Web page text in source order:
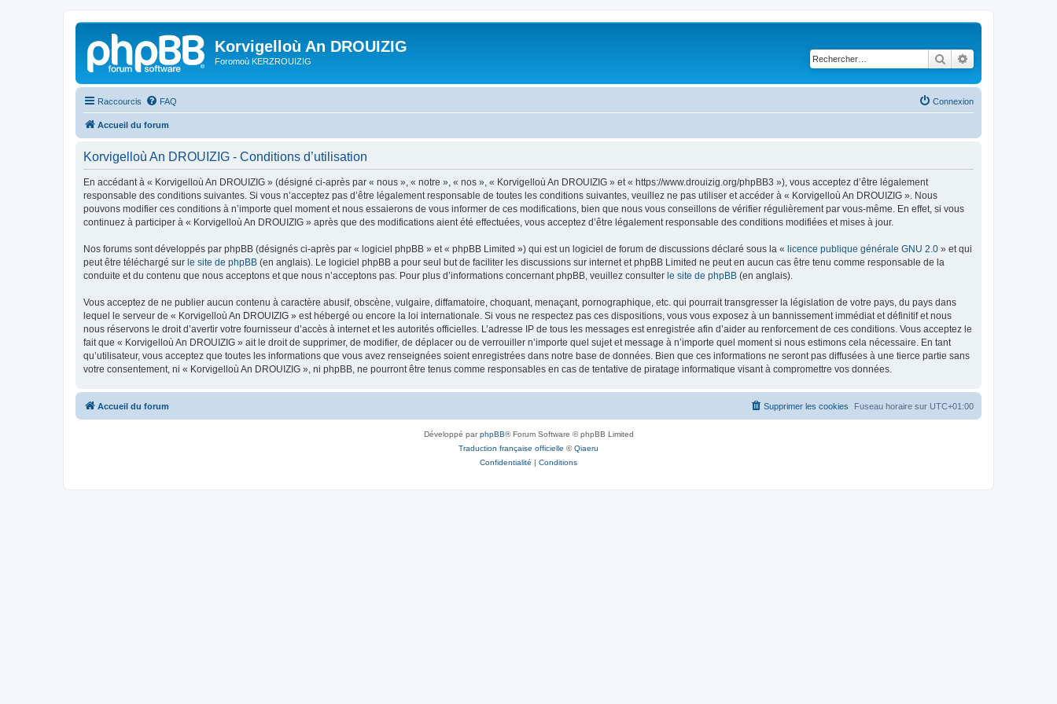
Korvigelloù An DROUIZIG
Foromoù KERZROUIZIG Rechercher
Raccourcis FAQ Connexion
Accueil du forum
Korvigelloù An DROUIZIG - Conditions d’utilisation
En accédant à « Korvigelloù An DROUIZIG » (désigné ci-après par « nous », « notre », « nos », « Korvigelloù An DROUIZIG » et « https://www.drouizig.org/phpBB3 »), vous acceptez d’être légalement
responsable des conditions suivantes. Si vous n’acceptez pas d’être légalement responsable de toutes les conditions suivantes, veuillez ne pas utiliser et accéder à « Korvigelloù An DROUIZIG ». Nous
pouvons modifier ces conditions à n’importe quel moment et nous essaierons de vous informer de ces modifications, bien que nous vous conseillons de vérifier régulièrement par vous-même. En effet, si vous
continuez à participer à « Korvigelloù An DROUIZIG » après que des modifications aient été effectuées, vous acceptez d’être légalement responsable des conditions modifiées et mises à jour.
Nos forums sont développés par phpBB (désignés ci-après par « logiciel phpBB » et « phpBB Limited ») qui est un logiciel de forum de discussions déclaré sous la « licence publique générale GNU 2.0 » et qui
peut être téléchargé sur le site de phpBB (en anglais). Le logiciel phpBB a pour seul but de faciliter les discussions sur internet et phpBB Limited ne peut en aucun cas être tenu comme responsable de la
conduite et du contenu que nous acceptons et que nous n’acceptons pas. Pour plus d’informations concernant phpBB, veuillez consulter le site de phpBB (en anglais).
Vous acceptez de ne publier aucun contenu à caractère abusif, obscène, vulgaire, diffamatoire, choquant, menaçant, pornographique, etc. qui pourrait transgresser la législation de votre pays, du pays dans
lequel le serveur de « Korvigelloù An DROUIZIG » est hébergé ou encore la loi internationale. Si vous ne respectez pas ces dispositions, vous vous exposez à un bannissement immédiat et définitif et nous
nous réservons le droit d’avertir votre fournisseur d’accès à internet et les autorités officielles. L’adresse IP de tous les messages est enregistrée afin d’aider au renforcement de ces conditions. Vous acceptez le
fait que « Korvigelloù An DROUIZIG » ait le droit de supprimer, de modifier, de déplacer ou de verrouiller n’importe quel sujet et message à n’importe quel moment si nous estimons cela nécessaire. En tant
qu’utilisateur, vous acceptez que toutes les informations que vous avez renseignées soient enregistrées dans notre base de données. Bien que ces informations ne seront pas diffusées à une tierce partie sans
votre consentement, ni « Korvigelloù An DROUIZIG », ni phpBB, ne pourront être tenus comme responsables en cas de tentative de piratage informatique visant à compromettre vos données.
Accueil du forum Fuseau horaire sur UTC+01:00
Supprimer les cookies
Développé parphpBB® Forum Software © phpBB Limited
Traduction française officielle ©Qiaeru
Confidentialité | Conditions